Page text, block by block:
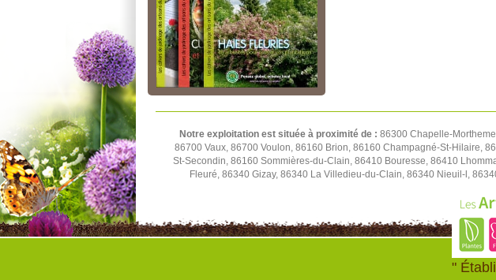
Notre exploitation est située à proximité de : 86300 Chapelle-
86700 Vaux, 86700 Voulon, 86160 Brion, 86160 Champagné-St-Hilaire,
St-Secondin, 86160 Sommières-du-Clain, 86410 Bouresse, 86410
Fleuré, 86340 Gizay, 86340 La Villedieu-du-Clain, 86340 Nieuil-l,
"